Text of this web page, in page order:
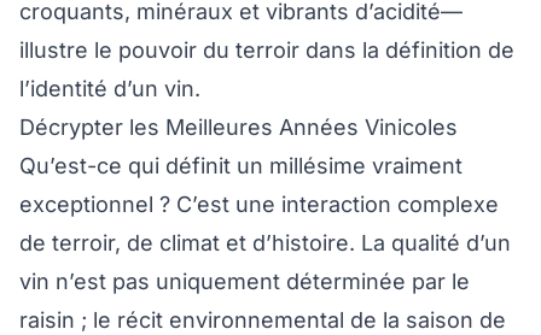
croquants, minéraux et vibrants d’acidité—
illustre le pouvoir du terroir dans la définition de
l’identité d’un vin.
Décrypter les Meilleures Années Vinicoles
Qu’est-ce qui définit un millésime vraiment
exceptionnel ? C’est une interaction complexe
de terroir, de climat et d’histoire. La qualité d’un
vin n’est pas uniquement déterminée par le
raisin ; le récit environnemental de la saison de